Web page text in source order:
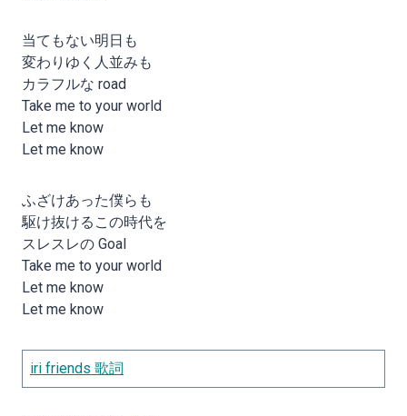
当てもない明日も
変わりゆく人並みも
カラフルな road
Take me to your world
Let me know
Let me know
ふざけあった僕らも
駆け抜けるこの時代を
スレスレの Goal
Take me to your world
Let me know
Let me know
iri friends 歌詞